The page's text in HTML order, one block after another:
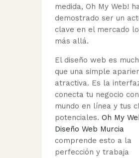
medida, Oh My Web!
demostrado ser un
clave en el mercado
más allá.
El diseño web es
que una simple
atractiva. Es la
conecta tu negocio
mundo en línea y tus
potenciales.Oh My
Diseño Web Murcia
comprende esto a la
perfección y trabaja